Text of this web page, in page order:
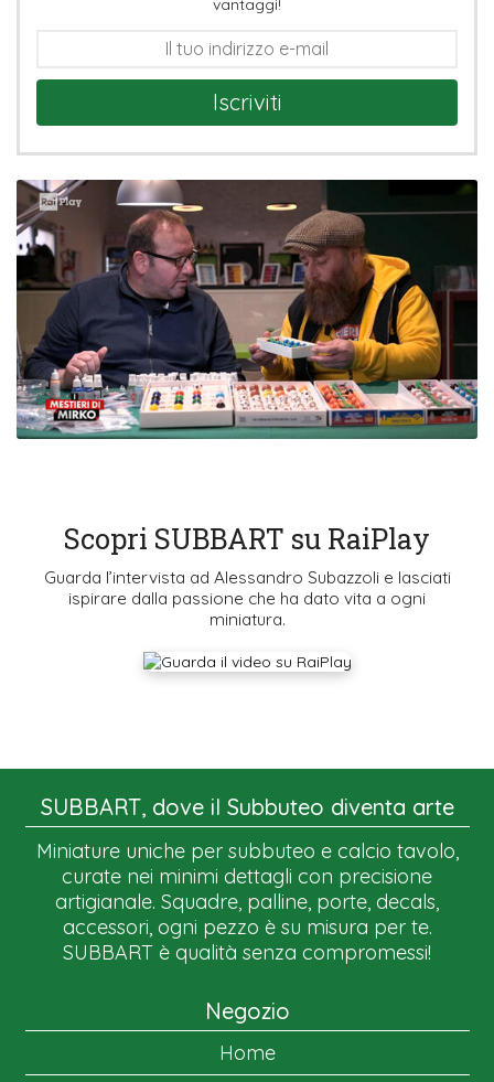
Iscriviti
Scopri SUBBART su RaiPlay
Guarda l’intervista ad Alessandro Subazzoli e lasciati
ispirare dalla passione che ha dato vita a ogni
miniatura.
SUBBART, dove il Subbuteo diventa arte
Miniature uniche per subbuteo e calcio tavolo,
curate nei minimi dettagli con precisione
artigianale. Squadre, palline, porte, decals,
accessori, ogni pezzo è su misura per te.
SUBBART è qualità senza compromessi!
Negozio
Home